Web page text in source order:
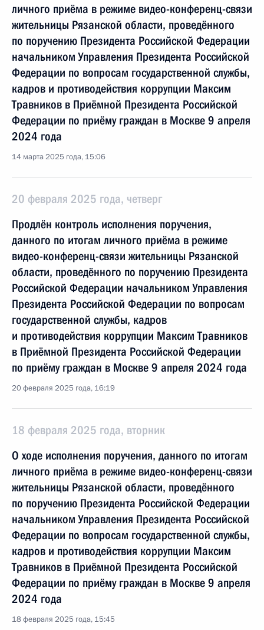
личного приёма в режиме видео-конференц-связи
жительницы Рязанской области, проведённого
по поручению Президента Российской Федерации
начальником Управления Президента Российской
Федерации по вопросам государственной службы,
кадров и противодействия коррупции Максим
Травников в Приёмной Президента Российской
Федерации по приёму граждан в Москве 9 апреля
2024 года
14 марта 2025 года, 15:06
20 февраля 2025 года, четверг
Продлён контроль исполнения поручения,
данного по итогам личного приёма в режиме
видео-конференц-связи жительницы Рязанской
области, проведённого по поручению Президента
Российской Федерации начальником Управления
Президента Российской Федерации по вопросам
государственной службы, кадров
и противодействия коррупции Максим Травников
в Приёмной Президента Российской Федерации
по приёму граждан в Москве 9 апреля 2024 года
20 февраля 2025 года, 16:19
18 февраля 2025 года, вторник
О ходе исполнения поручения, данного по итогам
личного приёма в режиме видео-конференц-связи
жительницы Рязанской области, проведённого
по поручению Президента Российской Федерации
начальником Управления Президента Российской
Федерации по вопросам государственной службы,
кадров и противодействия коррупции Максим
Травников в Приёмной Президента Российской
Федерации по приёму граждан в Москве 9 апреля
2024 года
18 февраля 2025 года, 15:45